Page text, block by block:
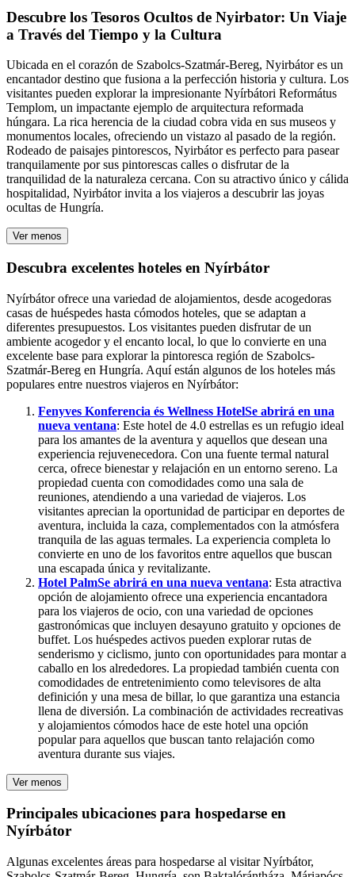
Descubre los Tesoros Ocultos de Nyirbator: Un Viaje
a Través del Tiempo y la Cultura
Ubicada en el corazón de Szabolcs-Szatmár-Bereg, Nyirbátor es un
encantador destino que fusiona a la perfección historia y cultura. Los
visitantes pueden explorar la impresionante Nyírbátori Református
Templom, un impactante ejemplo de arquitectura reformada
húngara. La rica herencia de la ciudad cobra vida en sus museos y
monumentos locales, ofreciendo un vistazo al pasado de la región.
Rodeado de paisajes pintorescos, Nyirbátor es perfecto para pasear
tranquilamente por sus pintorescas calles o disfrutar de la
tranquilidad de la naturaleza cercana. Con su atractivo único y cálida
hospitalidad, Nyirbátor invita a los viajeros a descubrir las joyas
ocultas de Hungría.
Ver menos
Descubra excelentes hoteles en Nyírbátor
Nyírbátor ofrece una variedad de alojamientos, desde acogedoras
casas de huéspedes hasta cómodos hoteles, que se adaptan a
diferentes presupuestos. Los visitantes pueden disfrutar de un
ambiente acogedor y el encanto local, lo que lo convierte en una
excelente base para explorar la pintoresca región de Szabolcs-
Szatmár-Bereg en Hungría. Aquí están algunos de los hoteles más
populares entre nuestros viajeros en Nyírbátor:
Fenyves Konferencia és Wellness HotelSe abrirá en una
nueva ventana: Este hotel de 4.0 estrellas es un refugio ideal
para los amantes de la aventura y aquellos que desean una
experiencia rejuvenecedora. Con una fuente termal natural
cerca, ofrece bienestar y relajación en un entorno sereno. La
propiedad cuenta con comodidades como una sala de
reuniones, atendiendo a una variedad de viajeros. Los
visitantes aprecian la oportunidad de participar en deportes de
aventura, incluida la caza, complementados con la atmósfera
tranquila de las aguas termales. La experiencia completa lo
convierte en uno de los favoritos entre aquellos que buscan
una escapada única y revitalizante.
Hotel PalmSe abrirá en una nueva ventana: Esta atractiva
opción de alojamiento ofrece una experiencia encantadora
para los viajeros de ocio, con una variedad de opciones
gastronómicas que incluyen desayuno gratuito y opciones de
buffet. Los huéspedes activos pueden explorar rutas de
senderismo y ciclismo, junto con oportunidades para montar a
caballo en los alrededores. La propiedad también cuenta con
comodidades de entretenimiento como televisores de alta
definición y una mesa de billar, lo que garantiza una estancia
llena de diversión. La combinación de actividades recreativas
y alojamientos cómodos hace de este hotel una opción
popular para aquellos que buscan tanto relajación como
aventura durante sus viajes.
Ver menos
Principales ubicaciones para hospedarse en
Nyírbátor
Algunas excelentes áreas para hospedarse al visitar Nyírbátor,